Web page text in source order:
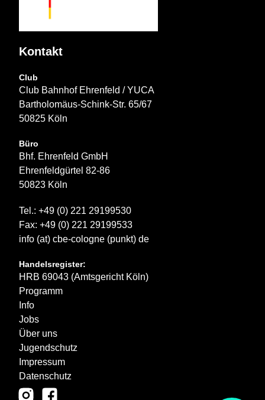
Kontakt
Club
Club Bahnhof Ehrenfeld / YUCA
Bartholomäus-Schink-Str. 65/67
50825 Köln
Büro
Bhf. Ehrenfeld GmbH
Ehrenfeldgürtel 82-86
50823 Köln
Tel.: +49 (0) 221 29199530
Fax: +49 (0) 221 29199533
info (at) cbe-cologne (punkt) de
Handelsregister:
HRB 69043 (Amtsgericht Köln)
Programm
Info
Jobs
Über uns
Jugendschutz
Impressum
Datenschutz